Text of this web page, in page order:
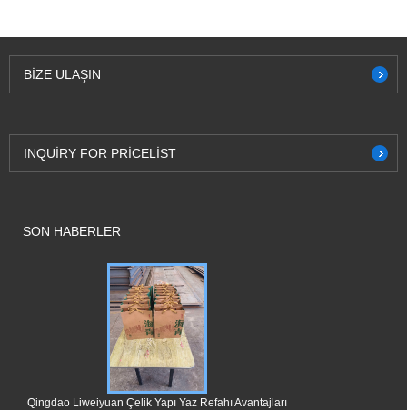
BIZE ULAŞIN
INQUIRY FOR PRICELIST
SON HABERLER
Qingdao Liweiyuan Çelik Yapı Yaz Refahı Avantajları